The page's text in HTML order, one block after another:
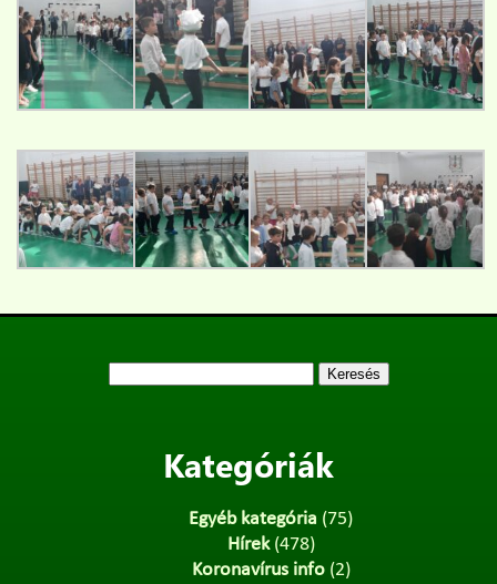
Kategóriák
Egyéb kategória (75)
Hírek(478)
Koronavírus info(2)